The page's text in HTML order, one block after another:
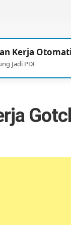
Kerja
Jadi PDF